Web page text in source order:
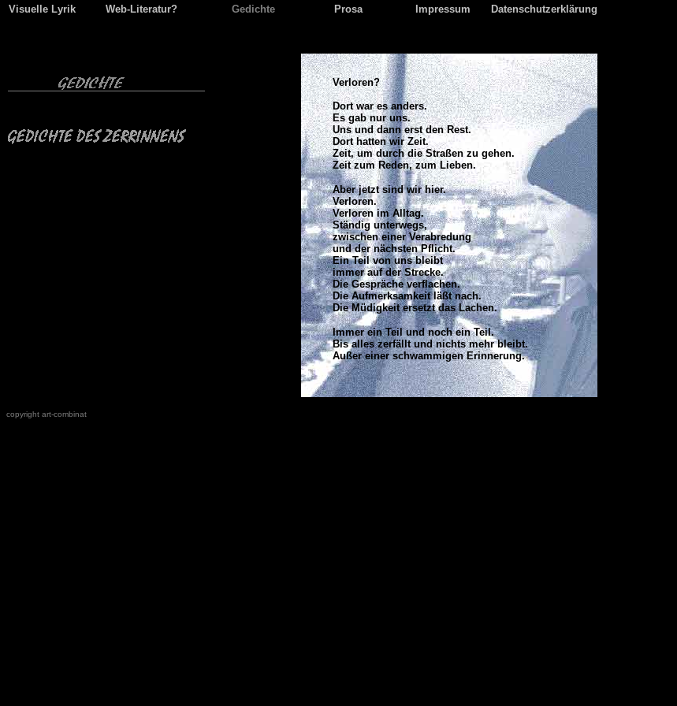
Visuelle Lyrik Web-Literatur? Gedichte Prosa Impressum Datenschutzerklärung
Verloren?
Dort war es anders.
Es gab nur uns.
Uns und dann erst den Rest.
Dort hatten wir Zeit.
Zeit, um durch die Straßen zu gehen.
Zeit zum Reden, zum Lieben.
Aber jetzt sind wir hier.
Verloren.
Verloren im Alltag.
Ständig unterwegs,
zwischen einer Verabredung
und der nächsten Pflicht.
Ein Teil von uns bleibt
immer auf der Strecke.
Die Gespräche verflachen.
Die Aufmerksamkeit läßt nach.
Die Müdigkeit ersetzt das Lachen.
Immer ein Teil und noch ein Teil.
Bis alles zerfällt und nichts mehr bleibt.
Außer einer schwammigen Erinnerung.
copyright art-combinat